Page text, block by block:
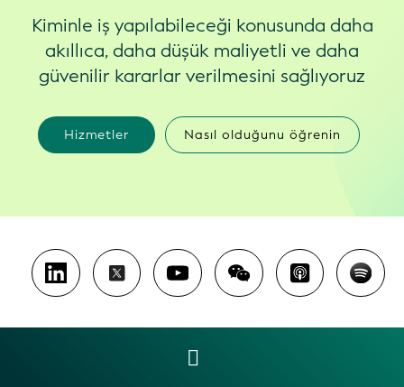
Kiminle iş yapılabileceği konusunda daha
akıllıca, daha düşük maliyetli ve daha
güvenilir kararlar verilmesini sağlıyoruz
Hizmetler Nasıl olduğunu öğrenin